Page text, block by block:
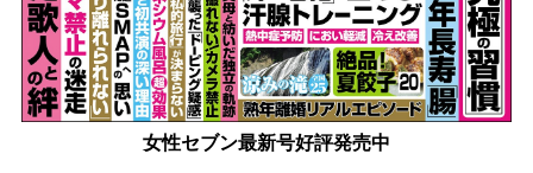
女性セブン最新号好評発売中